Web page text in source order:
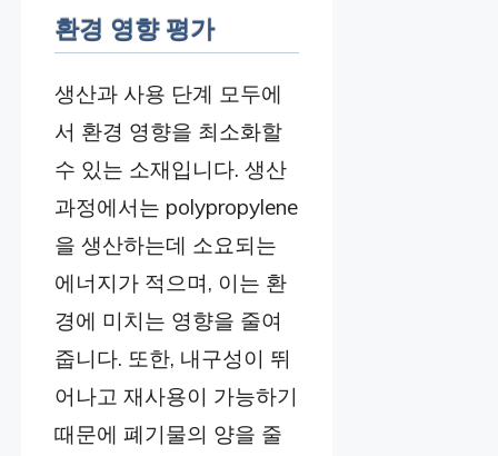
환경 영향 평가
생산과 사용 단계 모두에
서 환경 영향을 최소화할
수 있는 소재입니다. 생산
과정에서는 polypropylene
을 생산하는데 소요되는
에너지가 적으며, 이는 환
경에 미치는 영향을 줄여
줍니다. 또한, 내구성이 뛰
어나고 재사용이 가능하기
때문에 폐기물의 양을 줄